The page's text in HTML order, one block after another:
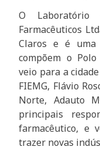
O Laboratório
Farmacêuticos
Claros e é uma
compõem o
veio para a
FIEMG, Flávio
Norte, Adauto
principais
farmacêutico, e
trazer novas